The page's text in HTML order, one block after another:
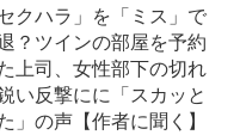
セクハラ」を「ミス」で
？ツインの部屋を予約
上司、女性部下の切れ
い反撃にに「スカッと
」の声【作者に聞く】